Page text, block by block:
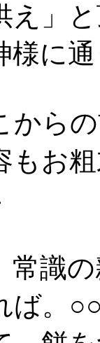
え」
に通
から
もお
常識
ば。